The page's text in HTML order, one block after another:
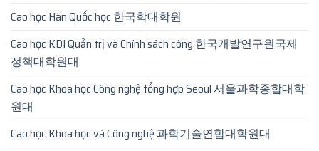
Cao học Hàn Quốc học 한국학대학원
Cao học KDI Quản trị và Chính sách công 한국개발연구원국제
정책대학원대
Cao học Khoa học Công nghệ tổng hợp Seoul 서울과학종합대학
원대
Cao học Khoa học và Công nghệ 과학기술연합대학원대